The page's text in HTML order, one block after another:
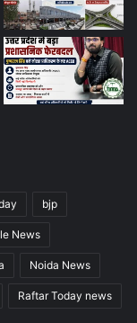
bjp
News
Noida News
Raftar Today news